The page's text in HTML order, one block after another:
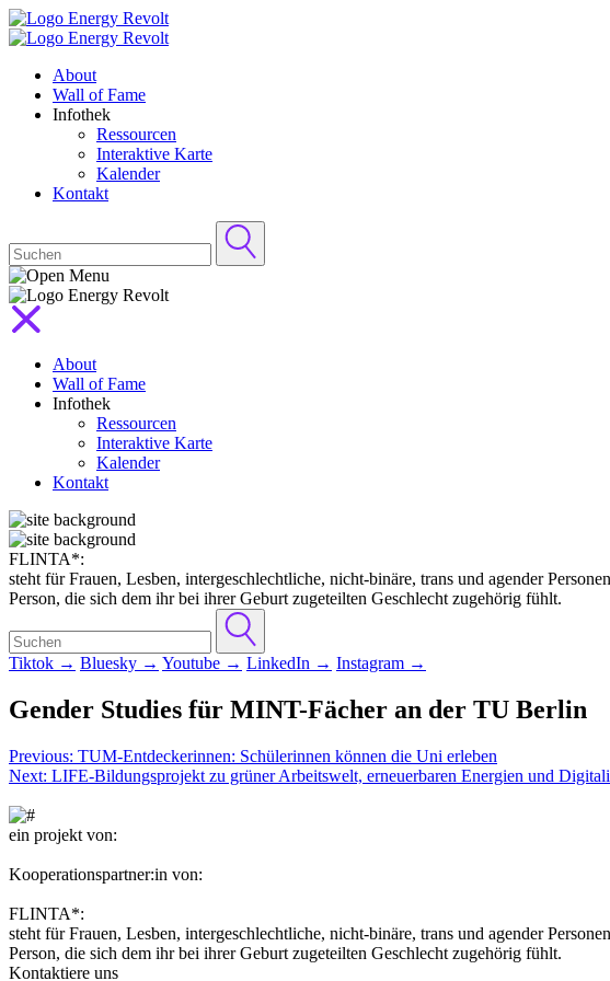
About
Wall of Fame
Infothek
Ressourcen
Interaktive Karte
Kalender
Kontakt
About
Wall of Fame
Infothek
Ressourcen
Interaktive Karte
Kalender
Kontakt
FLINTA*:
steht für Frauen, Lesben, intergeschlechtliche, nicht-binäre, trans und agender
Person, die sich dem ihr bei ihrer Geburt zugeteilten Geschlecht zugehörig fühlt.
Tiktok → Bluesky → Youtube → LinkedIn → Instagram →
Gender Studies für MINT-Fächer an der TU Berlin
Post
navigation
Previous: TUM-Entdeckerinnen: Schülerinnen können die Uni erleben
Next: LIFE-Bildungsprojekt zu grüner Arbeitswelt, erneuerbaren Energien und
ein projekt von:
Kooperationspartner:in von:
FLINTA*:
steht für Frauen, Lesben, intergeschlechtliche, nicht-binäre, trans und agender
Person, die sich dem ihr bei ihrer Geburt zugeteilten Geschlecht zugehörig fühlt.
Kontaktiere uns